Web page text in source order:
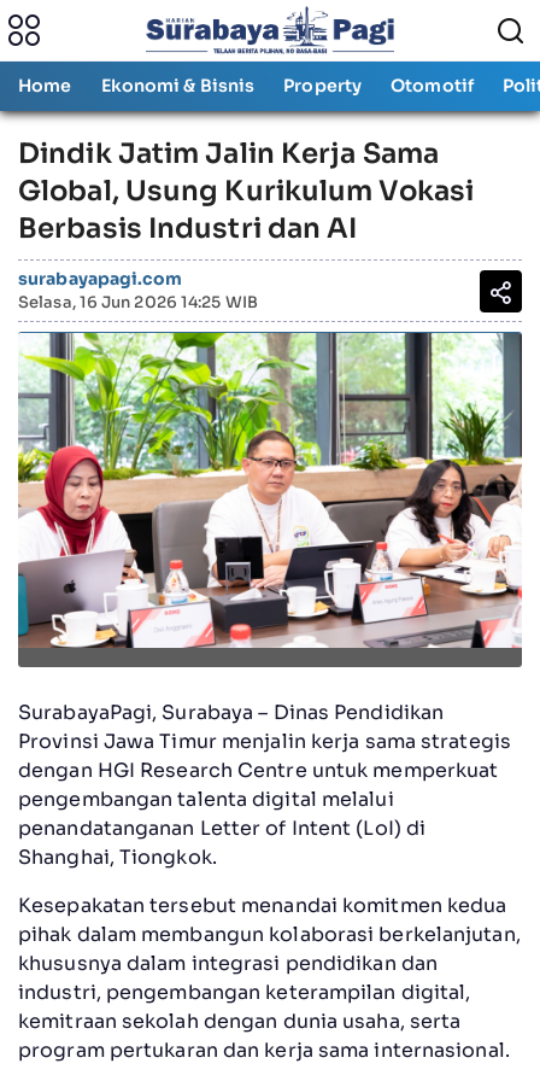
Home Ekonomi & Bisnis Property Otomotif
Dindik Jatim Jalin Kerja Sama
Global, Usung Kurikulum Vokasi
Berbasis Industri dan AI
surabayapagi.com
Selasa, 16 Jun 2026 14:25 WIB
SurabayaPagi, Surabaya – Dinas Pendidikan
Provinsi Jawa Timur menjalin kerja sama strategis
dengan HGI Research Centre untuk memperkuat
pengembangan talenta digital melalui
penandatanganan Letter of Intent (LoI) di
Shanghai, Tiongkok.
Kesepakatan tersebut menandai komitmen kedua
pihak dalam membangun kolaborasi berkelanjutan,
khususnya dalam integrasi pendidikan dan
industri, pengembangan keterampilan digital,
kemitraan sekolah dengan dunia usaha, serta
program pertukaran dan kerja sama internasional.